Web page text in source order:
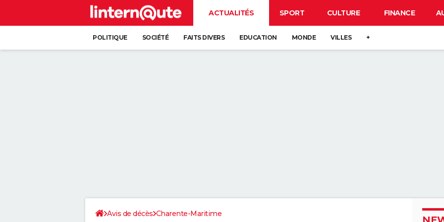
ACTUALITÉS SPORT CULTURE FINANCE
POLITIQUE SOCIÉTÉ FAITS DIVERS EDUCATION MONDE VILLES +
Avis de décès Charente-Maritime